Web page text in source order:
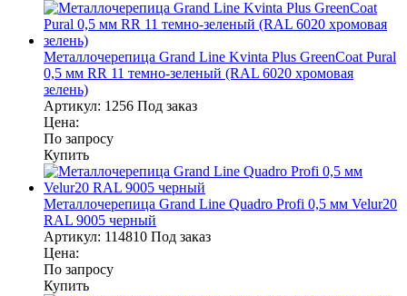
Металлочерепица Grand Line Kvinta Plus GreenCoat Pural
0,5 мм RR 11 темно-зеленый (RAL 6020 хромовая
зелень)
Артикул: 1256 Под заказ
Цена:
По запросу
Купить
Металлочерепица Grand Line Quadro Profi 0,5 мм Velur20
RAL 9005 черный
Артикул: 114810 Под заказ
Цена:
По запросу
Купить